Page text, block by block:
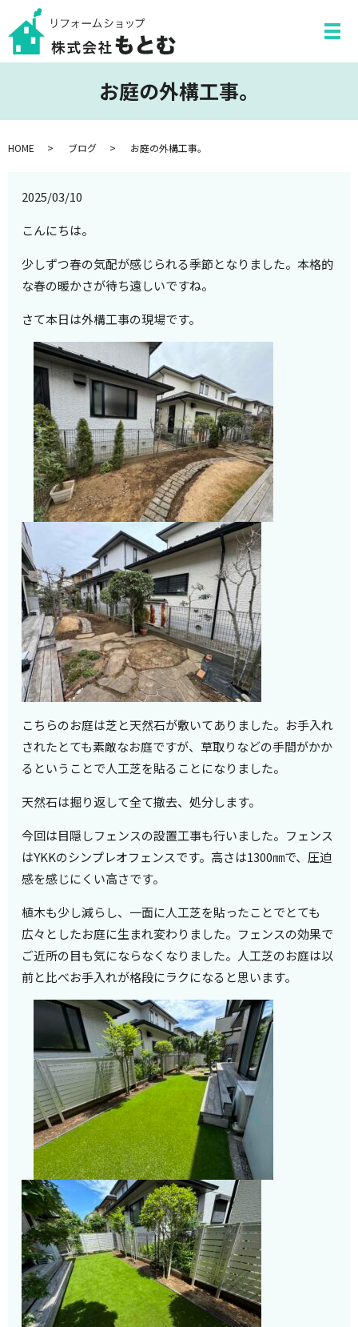
お庭の外構工事。
HOME ブログ お庭の外構工事。
2025/03/10
こんにちは。
少しずつ春の気配が感じられる季節となりました。本格的
な春の暖かさが待ち遠しいですね。
さて本日は外構工事の現場です。
こちらのお庭は芝と天然石が敷いてありました。お手入れ
されたとても素敵なお庭ですが、草取りなどの手間がかか
るということで人工芝を貼ることになりました。
天然石は掘り返して全て撤去、処分します。
今回は目隠しフェンスの設置工事も行いました。フェンス
はYKKのシンプレオフェンスです。高さは1300㎜で、圧迫
感を感じにくい高さです。
植木も少し減らし、一面に人工芝を貼ったことでとても
広々としたお庭に生まれ変わりました。フェンスの効果で
ご近所の目も気にならなくなりました。人工芝のお庭は以
前と比べお手入れが格段にラクになると思います。